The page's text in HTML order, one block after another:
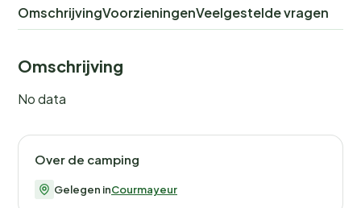
OmschrijvingVoorzieningenVeelgestelde vragen
Omschrijving
No data
Over de camping
Gelegen inCourmayeur